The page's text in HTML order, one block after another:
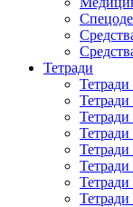
Тетради
Тетради
Тетради
Тетради
Тетради
Тетради
Тетради
Тетради
Тетради